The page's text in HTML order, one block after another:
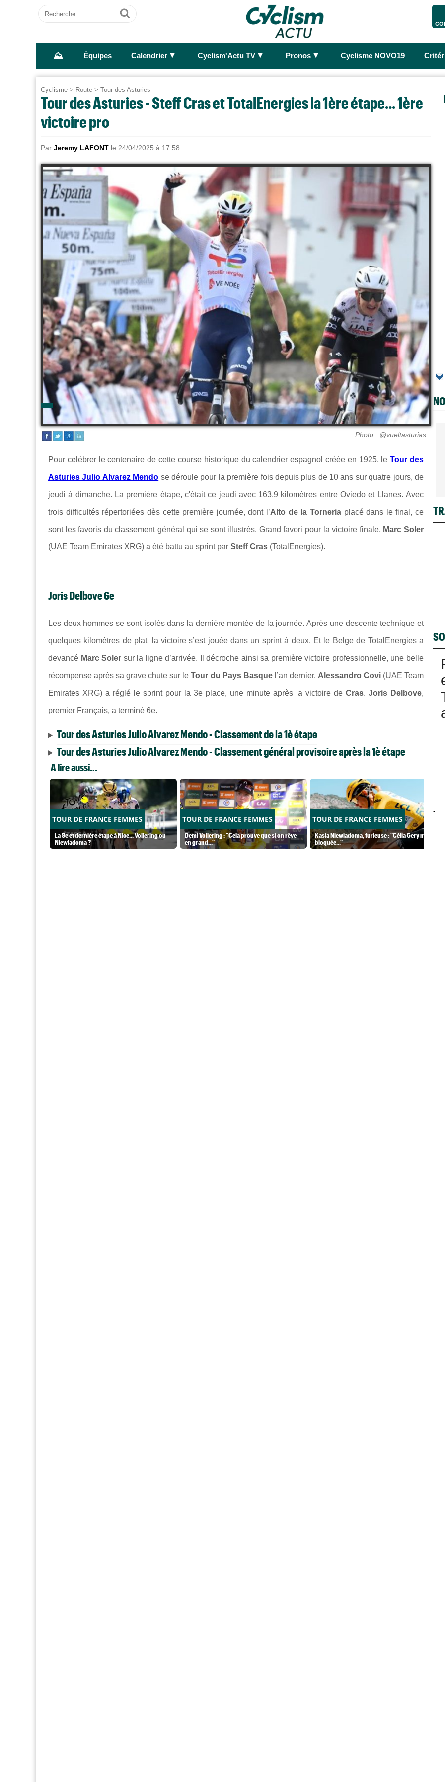
Recherche
Ok
⛰ Équipes Calendrier ► Cyclism'Actu TV ► Pronos ► Cyclisme NOVO19
Cyclisme > Route > Tour des Asturies
Tour des Asturies - Steff Cras et TotalEnergies la 1ère étape... 1ère
victoire pro
Par Jeremy LAFONT le 24/04/2025 à 17:58
Photo : @vueltasturias
Pour célébrer le centenaire de cette course historique du calendrier espagnol créée en 1925, leTour des
Asturies Julio Alvarez Mendo se déroule pour la première fois depuis plus de 10 ans sur quatre jours, de
jeudi à dimanche. La première étape, c'était ce jeudi avec 163,9 kilomètres entre Oviedo et Llanes. Avec
trois difficultés répertoriées dès cette première journée, dont l’Alto de la Torneriaplacé dans le final, ce
sont les favoris du classement général qui se sont illustrés. Grand favori pour la victoire finale, Marc Soler
(UAE Team Emirates XRG) a été battu au sprint par Steff Cras (TotalEnergies).
Joris Delbove 6e
Les deux hommes se sont isolés dans la dernière montée de la journée. Après une descente technique et
quelques kilomètres de plat, la victoire s’est jouée dans un sprint à deux. Et le Belge de TotalEnergies a
devancé Marc Soler sur la ligne d’arrivée. Il décroche ainsi sa première victoire professionnelle, une belle
récompense après sa grave chute sur leTour du Pays Basquel’an dernier. Alessandro Covi(UAE Team
Emirates XRG) a réglé le sprint pour la 3e place, une minute après la victoire de Cras. Joris Delbove,
premier Français, a terminé 6e.
Tour des Asturies Julio Alvarez Mendo - Classement de la 1è étape
Tour des Asturies Julio Alvarez Mendo - Classement général provisoire après la 1è étape
A lire aussi...
TOUR DE FRANCE FEMMES
La 9e et dernière étape à Nice... Vollering ou
Niewiadoma ?
TOUR DE FRANCE FEMMES
Demi Vollering : "Cela prouve que si on rêve
en grand..."
TOUR DE FRANCE FEMMES
Kasia Niewiadoma, furieuse : "Célia Gery m'a
bloquée..."
-